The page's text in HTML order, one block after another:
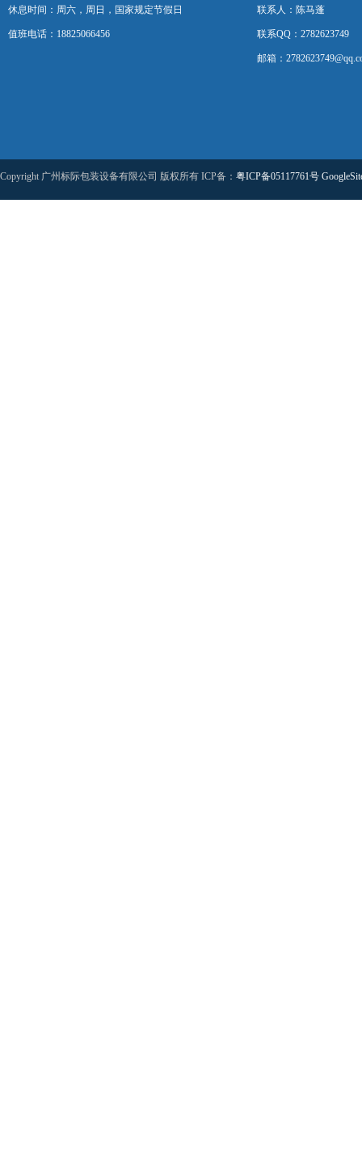
休息时间：周六，周日，国家规定节假日
值班电话：18825066456
联系人：陈马蓬
联系QQ：2782623749
邮箱：
Copyright 广州标际包装设备有限公司 版权所有 ICP备： 粤ICP备05117761号